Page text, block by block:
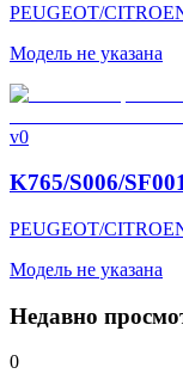
PEUGEOT/
Модель не указана
v0
K765/S006/
PEUGEOT/
Модель не указана
Недавно
0